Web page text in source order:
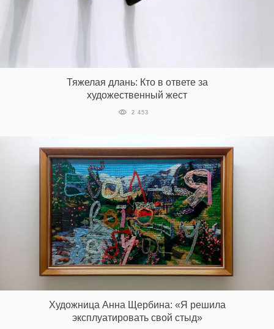
Тяжелая длань: Кто в ответе за
художественный жест
2 453
Художница Анна Щербина: «Я решила
эксплуатировать свой стыд»